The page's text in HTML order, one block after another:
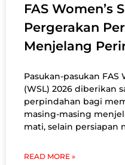
FAS Women’s
Pergerakan
Menjelang
Pasukan-pasukan FAS
(WSL) 2026 diberikan
perpindahan bagi
masing-masing
mati, selain persiapan
READ MORE »